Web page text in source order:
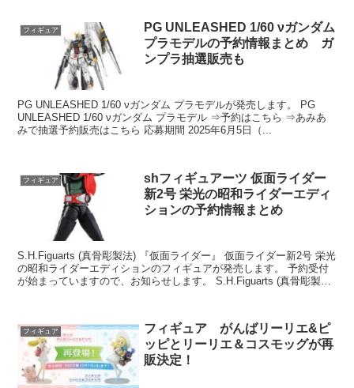
フィギュア
PG UNLEASHED 1/60 νガンダム
プラモデルの予約情報まとめ ガ
ンプラ抽選販売も
PG UNLEASHED 1/60 νガンダム プラモデルが発売します。 PG
UNLEASHED 1/60 νガンダム プラモデル ⇒予約はこちら ⇒あみあ
みで抽選予約販売はこちら 応募期間 2025年6月5日（...
フィギュア
shフィギュアーツ 仮面ライダー
新2号 栄光の昭和ライダーエディ
ションの予約情報まとめ
S.H.Figuarts (真骨彫製法) 『仮面ライダー』 仮面ライダー新2号 栄光
の昭和ライダーエディションのフィギュアが発売します。 予約受付
が始まっていますので、お知らせします。 S.H.Figuarts (真骨彫製法)
フィギュア
フィギュア がんばリーリエ&ピ
ッピとリーリエ＆コスモッグが再
販決定！